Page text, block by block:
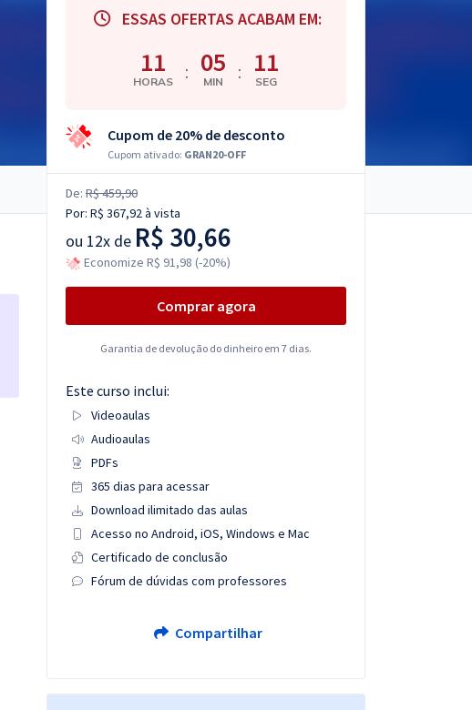
ESSAS OFERTAS ACABAM EM:
11
HORAS : 05
MIN : 10
SEG
Cupom de 20% de desconto
Cupom ativado: GRAN20-OFF
De: R$ 459,90
Por: R$ 367,92à vista
ou 12x de R$ 30,66
Economize R$ 91,98 (-20%)
Comprar agora
Garantia de devolução do dinheiro em 7 dias.
Este curso inclui:
Videoaulas
Audioaulas
PDFs
365 dias para acessar
Download ilimitado das aulas
Acesso no Android, iOS, Windows e Mac
Certificado de conclusão
Fórum de dúvidas com professores
Compartilhar